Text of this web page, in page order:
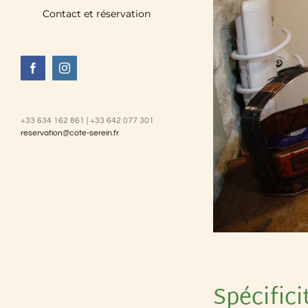
Contact et réservation
FacebookInstagram
+33 634 162 861 | +33 642 077 301
reservation@cote-serein.fr